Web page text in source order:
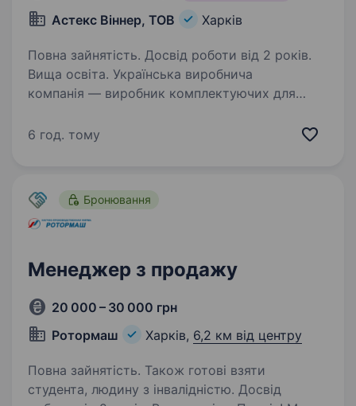
Астекс Вiннер, ТОВ Харків
Повна зайнятість. Досвід роботи від 2 років.
Вища освіта. Українська виробнича
компанія — виробник комплектуючих для
та двері) — запрошує до команди фахівця із
6 год. тому
Бронювання
Менеджер з продажу
20 000 – 30 000 грн
Ротормаш
Харків, 6,2 км від центру
Повна зайнятість. Також готові взяти
студента, людину з інвалідністю. Досвід